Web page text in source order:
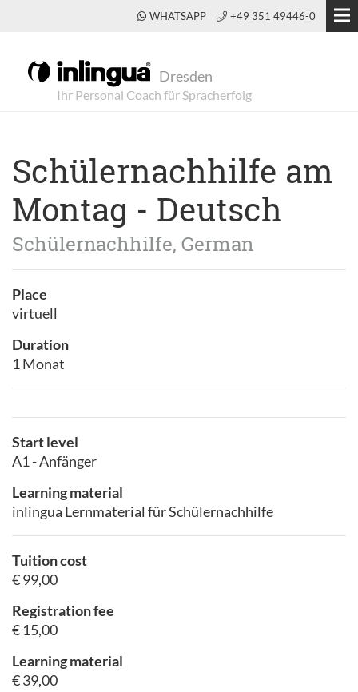
WHATSAPP +49 351 49446-0
Dresden
Schülernachhilfe am
Montag - Deutsch
Schülernachhilfe, German
Place
virtuell
Duration
1 Monat
Start level
A1 - Anfänger
Learning material
inlingua Lernmaterial für Schülernachhilfe
Tuition cost
€ 99,00
Registration fee
€ 15,00
Learning material
€ 39,00